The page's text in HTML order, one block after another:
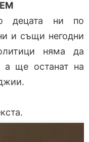
децата ни по
и същи негодни
няма да
а ще останат на